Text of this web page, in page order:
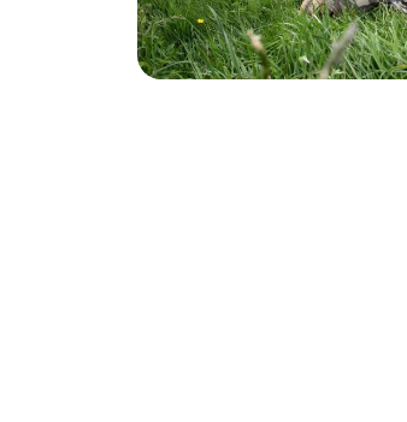
Sapanca'da Trekking